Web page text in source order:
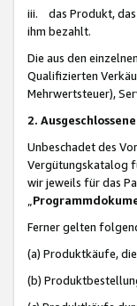
iii. das Produkt, das
ihm bezahlt.
Die aus den
Qualifizierten
Mehrwertsteuer),
2.
Unbeschadet des
Vergütungskatalog
wir jeweils für das
Ferner gelten
(a) Produktkäufe,
(b)